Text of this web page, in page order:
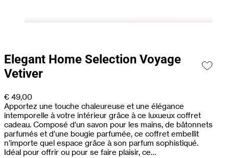
Elegant Home Selection Voyage
Vetiver
€ 49,00
Apportez une touche chaleureuse et une élégance
intemporelle à votre intérieur grâce à ce luxueux coffret
cadeau. Composé d’un savon pour les mains, de bâtonnets
parfumés et d’une bougie parfumée, ce coffret embellit
n’importe quel espace grâce à son parfum sophistiqué.
Idéal pour offrir ou pour se faire plaisir, ce…